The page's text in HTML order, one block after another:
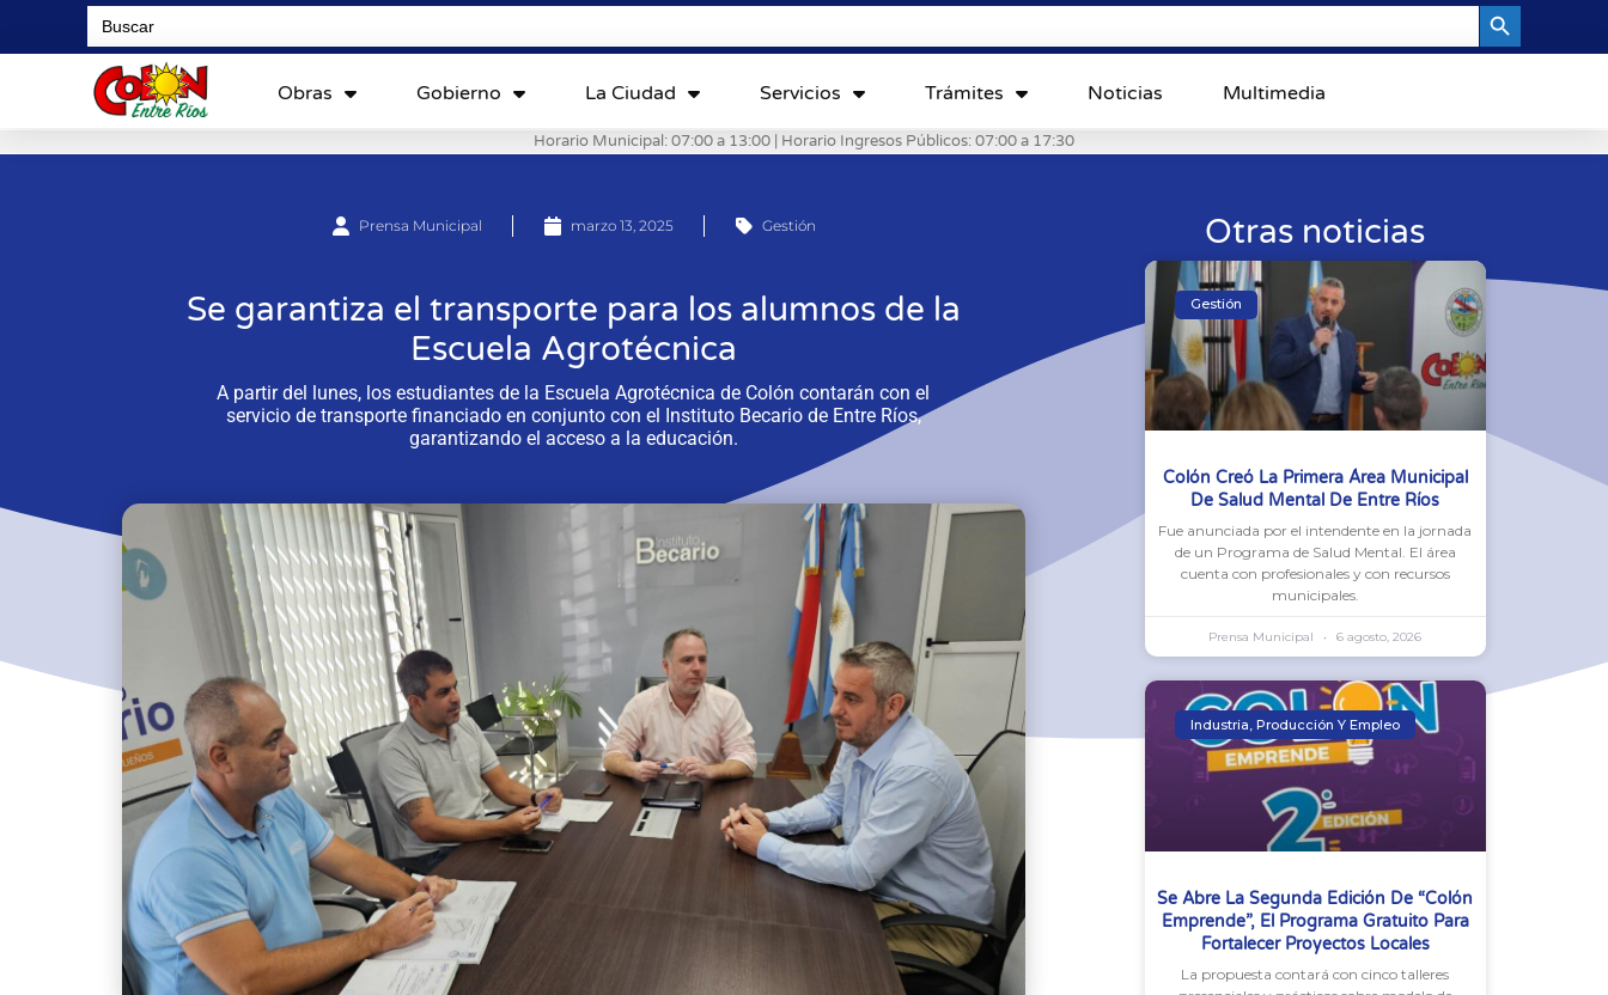
Search
for:
Obras Gobierno La Ciudad Servicios Trámites Noticias Multimedia
Horario Municipal: 07:00 a 13:00 | Horario Ingresos Públicos: 07:00 a 17:30
Prensa Municipal marzo 13, 2025 Gestión
Se garantiza el transporte para los alumnos de la
Escuela Agrotécnica
A partir del lunes, los estudiantes de la Escuela Agrotécnica de Colón contarán con el
servicio de transporte financiado en conjunto con el Instituto Becario de Entre Ríos,
garantizando el acceso a la educación.
Otras noticias
Gestión
Colón Creó La Primera Área Municipal
De Salud Mental De Entre Ríos
Fue anunciada por el intendente en la jornada
de un Programa de Salud Mental. El área
cuenta con profesionales y con recursos
municipales.
Prensa Municipal 6 agosto, 2026
Industria, Producción Y Empleo
Se Abre La Segunda Edición De “Colón
Emprende”, El Programa Gratuito Para
Fortalecer Proyectos Locales
La propuesta contará con cinco talleres